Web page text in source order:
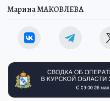
Марина МАКОВЛЕВА